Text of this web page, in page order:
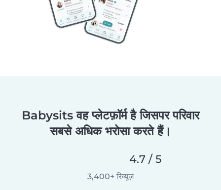
Babysits वह प्लेटफ़ॉर्म है जिसपर परिवार
सबसे अधिक भरोसा करते हैं।
4.7 / 5
3,400+ रिव्यूज़